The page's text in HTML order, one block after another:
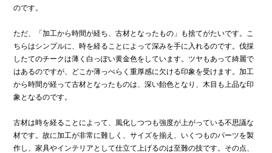
のです。
ただ、「加工から時間が経ち、古材となったもの」も捨てがたいです。こ
ちらはシンプルに、時を経ることによって深みを手に入れるのです。伐採
したてのチークは薄く白っぽい黄金色をしています。ツヤもあって綺麗で
はあるのですが、どこか薄っぺらく重厚感に欠ける印象を受けます。加工
から時間が経って古材となったものは、深い飴色となり、木目も上品な印
象となるのです。
古材は時を経ることによって、風化しつつも強度が上がっている不思議な
材です。故に加工が非常に難しく、サイズを揃え、いくつものパーツを製
作し、家具やインテリアとして仕立て上げるのは至難の技です。その点、